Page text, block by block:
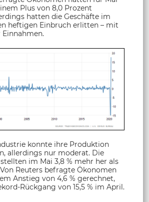
Plus von 8,0 Prozent
hatten die Geschäfte im
heftigen Einbruch erlitten – mit
Einnahmen.
konnte ihre Produktion
allerdings nur moderat. Die
im Mai 3,8 % mehr her als
Reuters befragte Ökonomen
Anstieg von 4,6 % gerechnet,
Rückgang von 15,5 % im April.